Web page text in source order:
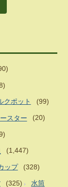
クポット (99)
スター (20)
(1,447)
ップ (328)
(325) 水筒